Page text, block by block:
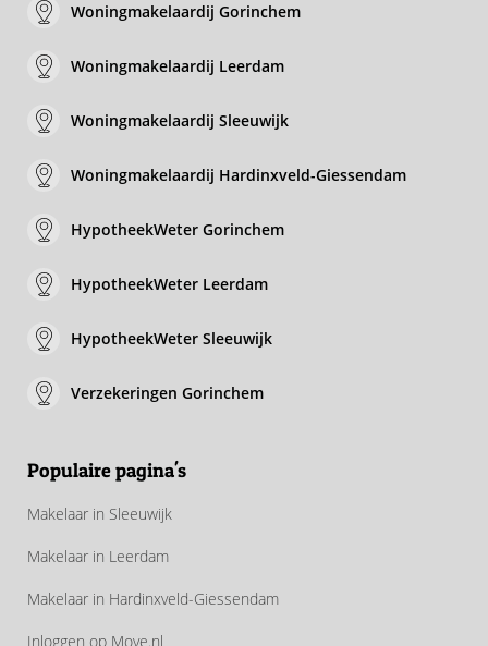
Woningmakelaardij Gorinchem
Woningmakelaardij Leerdam
Woningmakelaardij Sleeuwijk
Woningmakelaardij Hardinxveld-Giessendam
HypotheekWeter Gorinchem
HypotheekWeter Leerdam
HypotheekWeter Sleeuwijk
Verzekeringen Gorinchem
Populaire pagina's
Makelaar in Sleeuwijk
Makelaar in Leerdam
Makelaar in Hardinxveld-Giessendam
Inloggen op Move.nl